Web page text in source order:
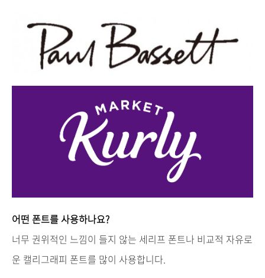
어떤 폰트를사용하나요?
너무 권위적인 느낌이 들지 않는 세리프 폰트나 비교적 자유로
운 캘리그래피 폰트를 많이 사용합니다.